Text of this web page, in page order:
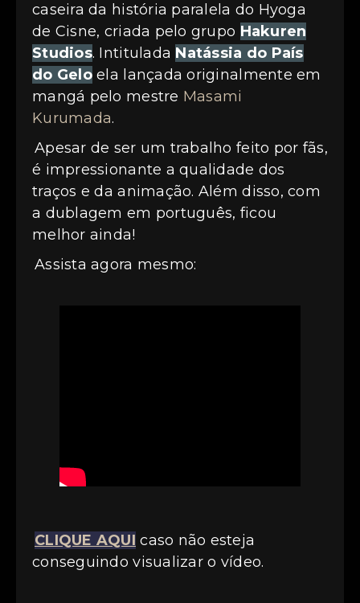
caseira da história paralela do Hyoga
de Cisne, criada pelo grupo Hakuren
Studios. Intitulada Natássia do País
do Geloela lançada originalmente em
mangá pelo mestre Masami
Kurumada.
Apesar de ser um trabalho feito por fãs,
é impressionante a qualidade dos
traços e da animação. Além disso, com
a dublagem em português, ficou
melhor ainda!
Assista agora mesmo:
CLIQUE AQUI caso não esteja
conseguindo visualizar o vídeo.